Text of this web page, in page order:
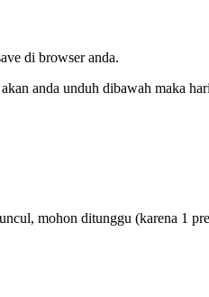
di browser anda.
anda unduh dibawah maka
mohon ditunggu (karena 1